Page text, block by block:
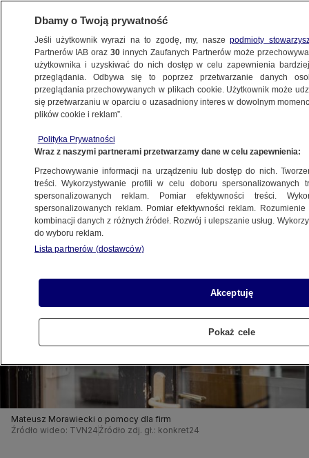
BIZNES
PIENIĄDZE
pandemii. Jest porozumienie polityczne
19.11.2020, 15:18
Udostępnij
Mateusz Morawiecki o pomocy dla firm
Źródło wideo: TVN24 Źródło zdj. gł.: konkret24
Dbamy o Twoją prywatność
Jeśli użytkownik wyrazi na to zgodę, my, naszepodmioty
Partnerów IAB oraz30 innych Zaufanych Partnerów może
użytkownika i uzyskiwać do nich dostęp w celu zapewnienia
przeglądania. Odbywa się to poprzez przetwarzanie danych
przeglądania przechowywanych w plikach cookie. Użytkownik może
się przetwarzaniu w oparciu o uzasadniony interes w dowolnym
plików cookie i reklam”.
Polityka Prywatności
Wraz z naszymi partnerami przetwarzamy dane w celu zapewnienia:
Przechowywanie informacji na urządzeniu lub dostęp do nich.
treści. Wykorzystywanie profili w celu doboru spersonalizowanych
spersonalizowanych reklam. Pomiar efektywności treści.
spersonalizowanych reklam. Pomiar efektywności reklam.
kombinacji danych z różnych źródeł. Rozwój i ulepszanie usług.
do wyboru reklam.
Lista partnerów (dostawców)
Akceptuję
Pokaż cele